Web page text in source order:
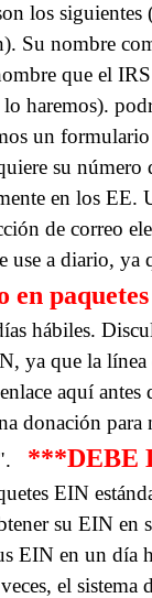
los
Su nombre
que el
haremos).
un
su
en los EE.
de correo
a diario, ya
en
hábiles.
ya que la línea
aquí
donación
***DEBE
EIN
su EIN
EIN en un
el